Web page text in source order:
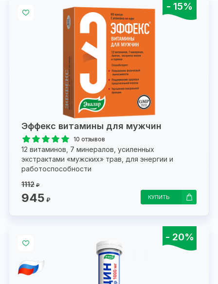
- 15%
Эффекс витамины для мужчин
10 отзывов
12 витаминов, 7 минералов, усиленных
экстрактами «мужских» трав, для энергии и
работоспособности
1112 ₽
945 ₽ КУПИТЬ
- 20%